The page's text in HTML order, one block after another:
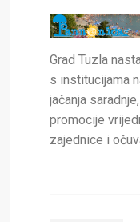
Grad Tuzla
s institucijama
jačanja
promocije
zajednice i